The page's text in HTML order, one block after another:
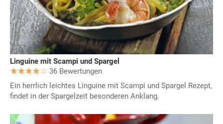
Linguine mit Scampi und Spargel
36 Bewertungen
Ein herrlich leichtes Linguine mit Scampi und Spargel Rezept,
findet in der Spargelzeit besonderen Anklang.